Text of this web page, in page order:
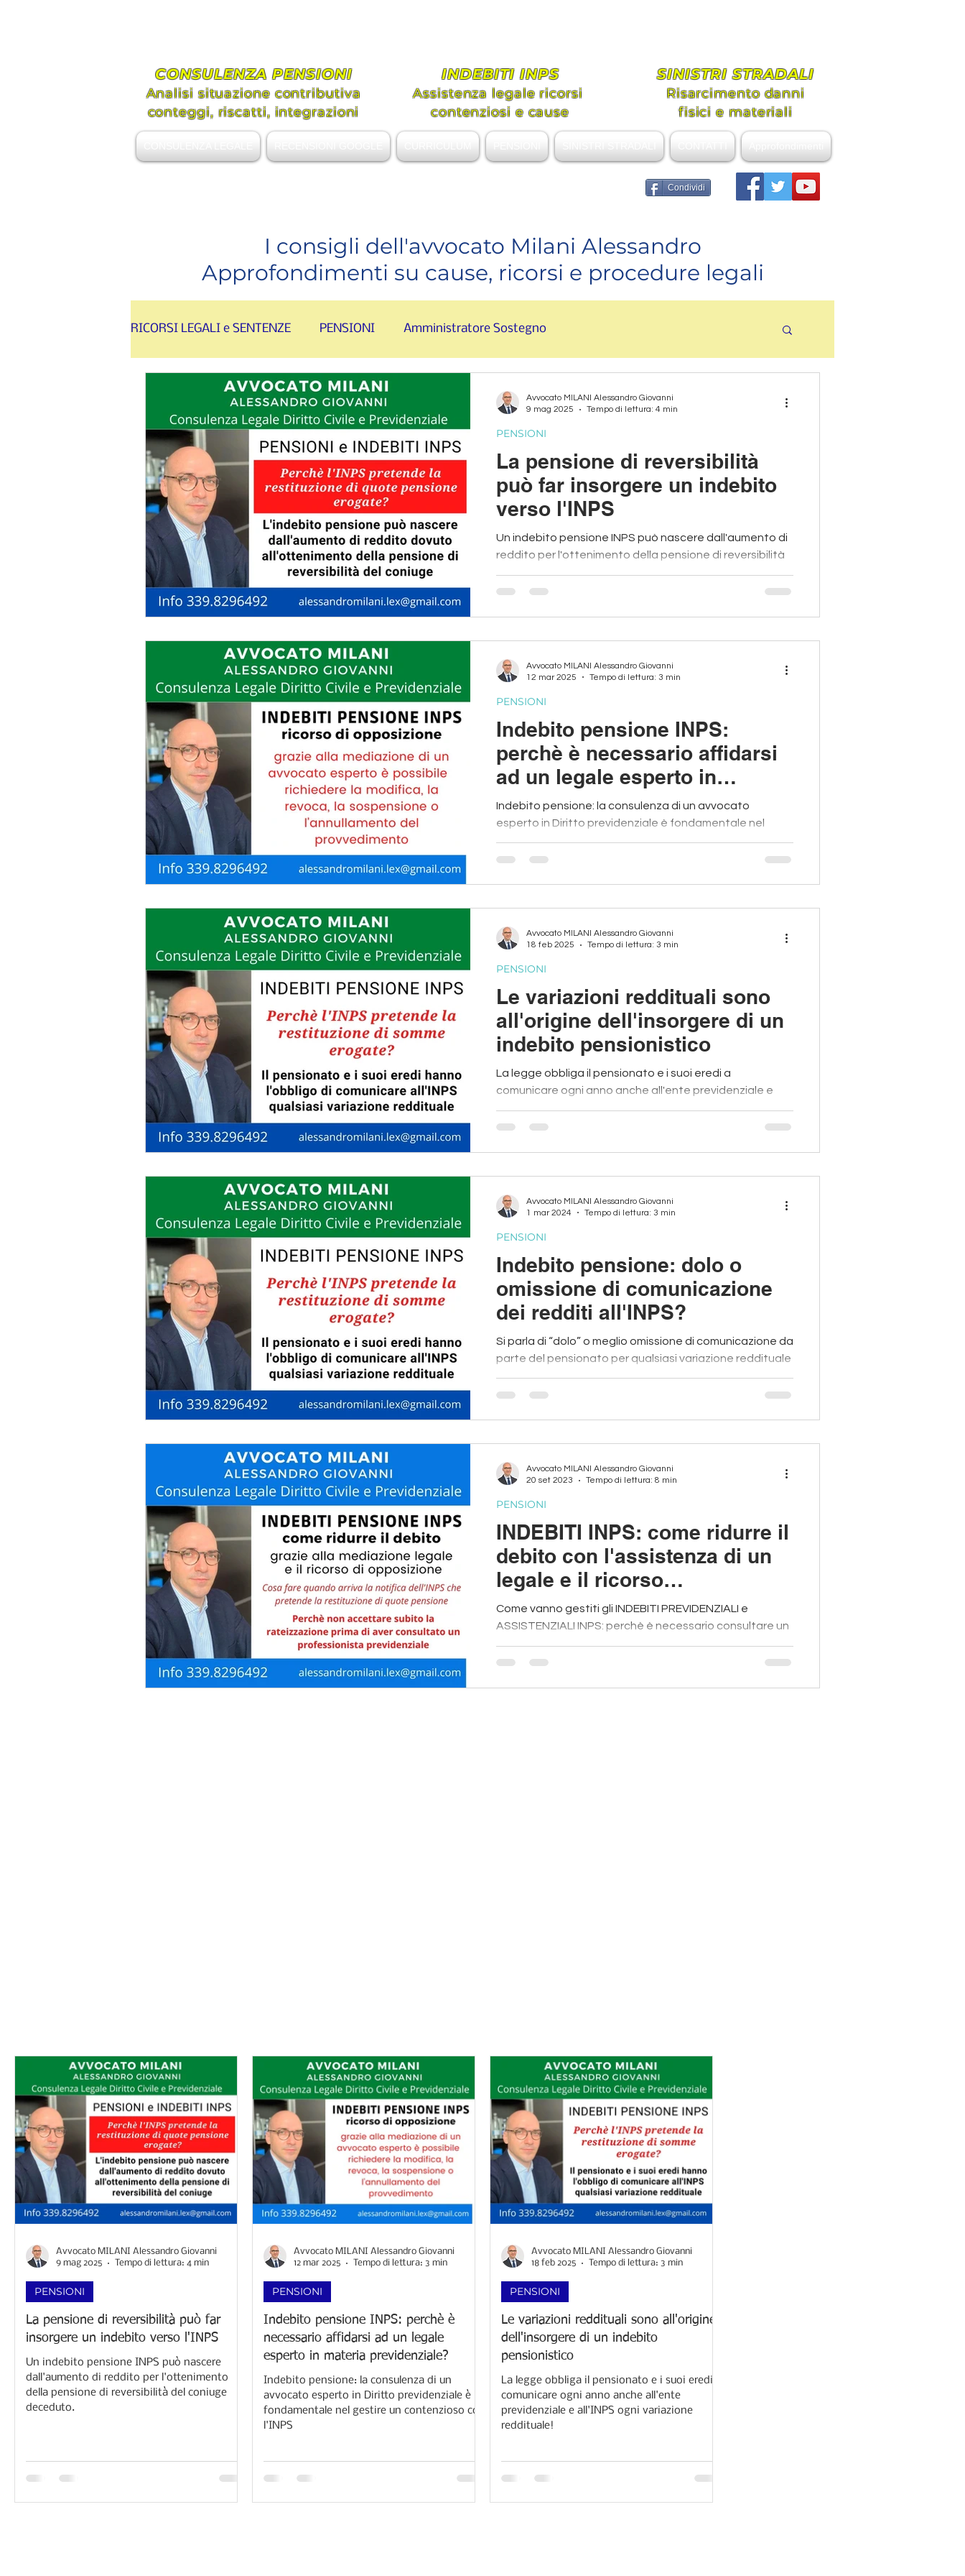
CONSULENZA PENSIONI
Analisi situazione contributiva
conteggi, riscatti, integrazioni
INDEBITI INPS
Assistenza legale ricorsi
contenziosi e cause
SINISTRI STRADALI
Risarcimento danni
fisici e materiali
Condividi
I consigli dell'avvocato Milani Alessandro
Approfondimenti su cause, ricorsi e procedure legali
RICORSI LEGALI e SENTENZE PENSIONI Amministratore Sostegno
SINISTRI STRADALI - RISARCIMENTO
La pensione di reversibilità
può far insorgere un indebito
verso l'INPS
Un indebito pensione INPS può nascere dall'aumento di
reddito per l'ottenimento della pensione di reversibilità
PENSIONI
Avvocato MILANI Alessandro Giovanni
9 mag 2025
Tempo di lettura: 4 min
Indebito pensione INPS:
perchè è necessario affidarsi
ad un legale esperto in
materia previdenziale?
Indebito pensione: la consulenza di un avvocato
esperto in Diritto previdenziale è fondamentale nel
gestire un contenzioso con l'INPS
PENSIONI
Avvocato MILANI Alessandro Giovanni
12 mar 2025
Tempo di lettura: 3 min
Le variazioni reddituali sono
all'origine dell'insorgere di un
indebito pensionistico
La legge obbliga il pensionato e i suoi eredi a
comunicare ogni anno anche all'ente previdenziale e
PENSIONI
Avvocato MILANI Alessandro Giovanni
18 feb 2025
Tempo di lettura: 3 min
Indebito pensione: dolo o
omissione di comunicazione
dei redditi all'INPS?
Si parla di “dolo” o meglio omissione di comunicazione da
parte del pensionato per qualsiasi variazione reddituale
non comunicata all’INPS
PENSIONI
Avvocato MILANI Alessandro Giovanni
1 mar 2024
Tempo di lettura: 3 min
INDEBITI INPS: come ridurre il
debito con l'assistenza di un
legale e il ricorso
amministrativo
Come vanno gestiti gli INDEBITI PREVIDENZIALI e
ASSISTENZIALI INPS: perchè è necessario consultare un
PENSIONI
Avvocato MILANI Alessandro Giovanni
20 set 2023
Tempo di lettura: 8 min
La pensione di reversibilità può far
insorgere un indebito verso l'INPS
Un indebito pensione INPS può nascere
dall'aumento di reddito per l'ottenimento
della pensione di reversibilità del coniuge
deceduto.
PENSIONI
Avvocato MILANI Alessandro Giovanni
9 mag 2025
Tempo di lettura: 4 min
Indebito pensione INPS: perchè è
necessario affidarsi ad un legale
esperto in materia previdenziale?
Indebito pensione: la consulenza di un
avvocato esperto in Diritto previdenziale è
fondamentale nel gestire un contenzioso con
l'INPS
PENSIONI
Avvocato MILANI Alessandro Giovanni
12 mar 2025
Tempo di lettura: 3 min
Le variazioni reddituali sono all'origine
dell'insorgere di un indebito
pensionistico
La legge obbliga il pensionato e i suoi eredi a
comunicare ogni anno anche all'ente
previdenziale e all'INPS ogni variazione
reddituale!​
PENSIONI
Avvocato MILANI Alessandro Giovanni
18 feb 2025
Tempo di lettura: 3 min